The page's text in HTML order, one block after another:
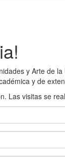
y Arte de
y de
Las visitas se